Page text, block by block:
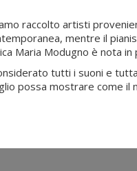
raccolto artisti
mentre il
Maria Modugno è nota
tutti i suoni e
possa mostrare come